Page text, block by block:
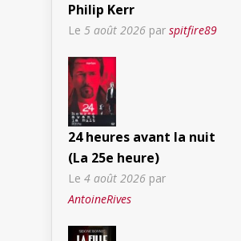
Philip Kerr
Le 5 août 2026 par spitfire89
24 heures avant la nuit
(La 25e heure)
Le 4 août 2026 par
AntoineRives